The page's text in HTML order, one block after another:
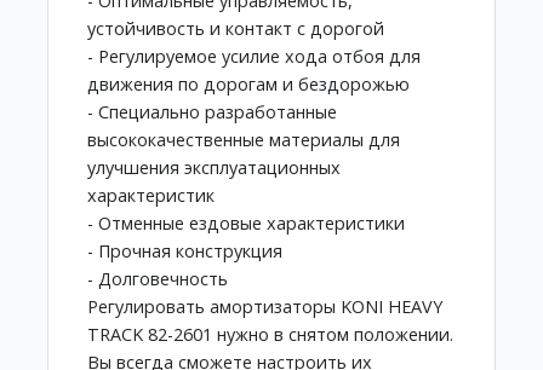
устойчивость и контакт с дорогой
- Регулируемое усилие хода отбоя для
движения по дорогам и бездорожью
- Специально разработанные
высококачественные материалы для
улучшения эксплуатационных
характеристик
- Отменные ездовые характеристики
- Прочная конструкция
- Долговечность
Регулировать амортизаторы KONI HEAVY
TRACK 82-2601 нужно в снятом положении.
Вы всегда сможете настроить их